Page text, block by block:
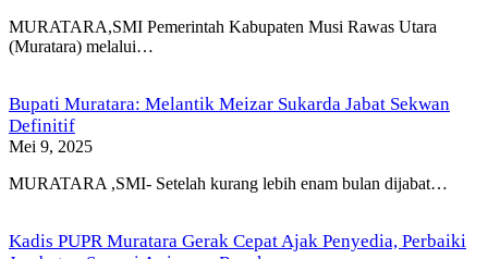
MURATARA,SMI Pemerintah Kabupaten Musi Rawas Utara
(Muratara) melalui…
Bupati Muratara: Melantik Meizar Sukarda Jabat Sekwan
Definitif
Mei 9, 2025
MURATARA ,SMI- Setelah kurang lebih enam bulan dijabat…
Kadis PUPR Muratara Gerak Cepat Ajak Penyedia, Perbaiki